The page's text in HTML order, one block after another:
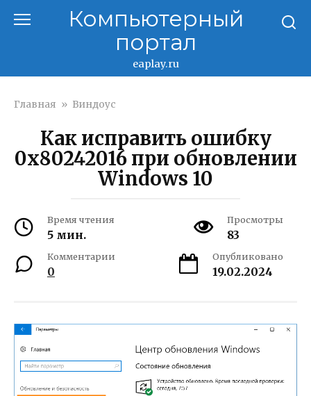
Компьютерный
портал
eaplay.ru
Главная » Виндоус
Как исправить ошибку
0x80242016 при обновлении
Windows 10
Время чтения
5 мин.
Просмотры
83
Комментарии
0
Опубликовано
19.02.2024